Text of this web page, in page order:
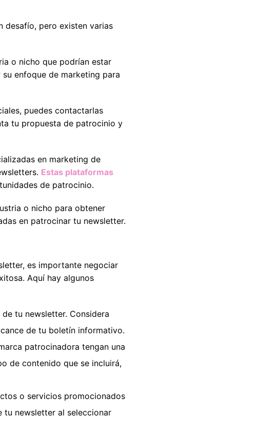
desafío, pero existen varias
o nicho que podrían estar
enfoque de marketing para
puedes contactarlas
tu propuesta de patrocinio y
en marketing de
Estas plataformas
de patrocinio.
o nicho para obtener
en patrocinar tu newsletter.
es importante negociar
Aquí hay algunos
tu newsletter. Considera
de tu boletín informativo.
patrocinadora tengan una
de contenido que se incluirá,
o servicios promocionados
tu newsletter al seleccionar